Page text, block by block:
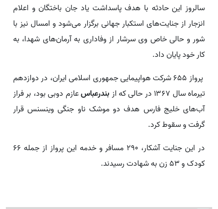
سالروز این حادثه با هدف پاسداشت یاد جان باختگان و اعلام
انزجار از جنایت‌های استکبار جهانی برگزار می‌شود و امسال نیز با
شور و حالی خاص وی سرشار از وفاداری به آرمان‌های شهدا، به
کار خود پایان داد.
پرواز ۶۵۵ شرکت هواپیمایی جمهوری اسلامی ایران، در دوازدهم
تیرماه سال ۱۳۶۷ در حالی که از
بندرعباسعازم دوبی بود، بر فراز
آب‌های خلیج فارس هدف دو موشک ناو جنگی وینسنس قرار
گرفت و سقوط کرد.
در این جنایت آشکار، ۲۹۰ مسافر و خدمه این پرواز از جمله ۶۶
کودک و ۵۳ زن به شهادت رسیدند.